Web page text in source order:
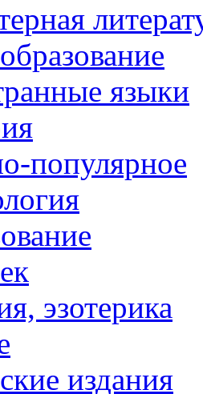
языки
популярное
эзотерика
издания